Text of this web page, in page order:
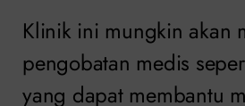
Klinik ini mungkin akan
pengobatan medis
yang dapat membantu